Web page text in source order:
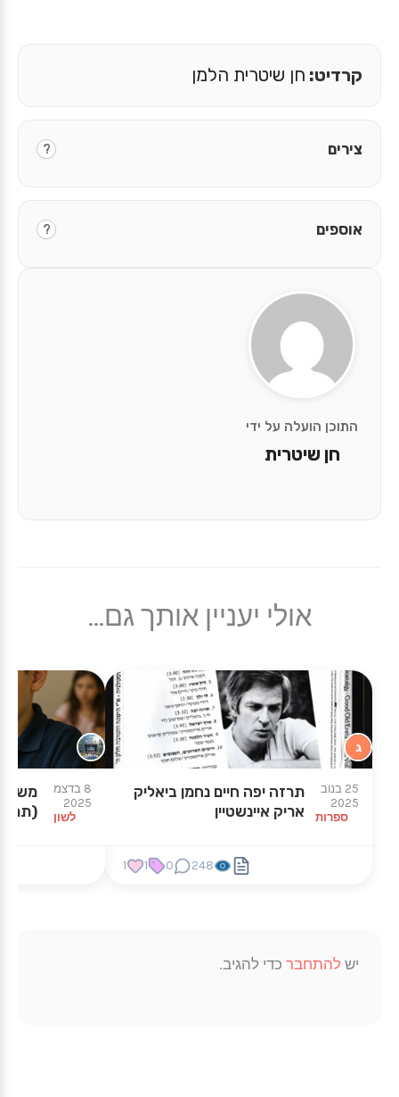
התוכן הועלה על ידי
חן שיטרית
קרדיט: חן שיטרית הלמן
צירים ?
אוספים ?
אולי יעניין אותך גם...
ג
25 בנוב
2025
ספרות
תרזה יפה חיים נחמן ביאליק
אריק איינשטיין
248
0
1
1
8 בדצמ
2025
לשון
משחק
יש להתחבר כדי להגיב.